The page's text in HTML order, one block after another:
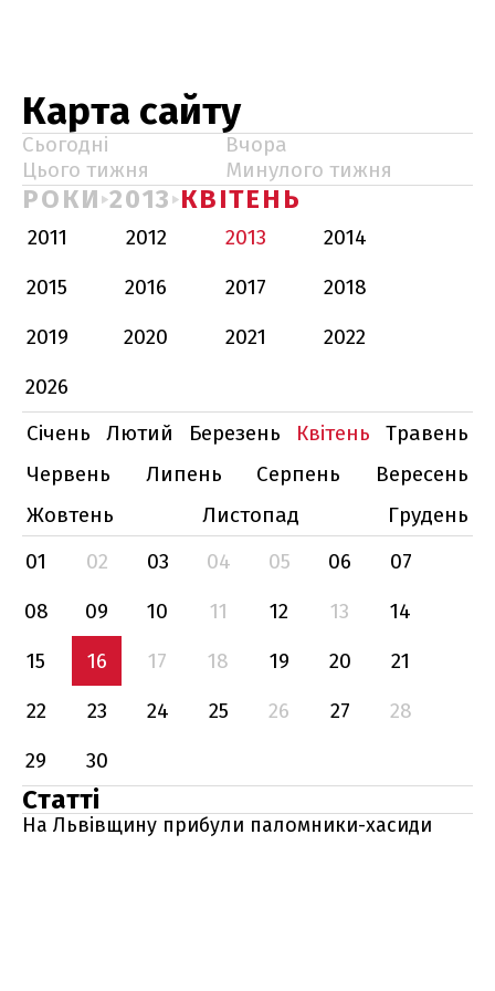
Карта сайту
Сьогодні
Вчора
Цього тижня
Минулого тижня
РОКИ 2013 КВІТЕНЬ
2011 2012 2013
2014
2015
2016 2017
2018
2019
2020 2021
2022
2026
Січень
Лютий Березень Квітень
Травень
Червень
Липень Серпень
Вересень
Жовтень
Листопад
Грудень
01
02 03 04 05 06
07
08
09 10 11 12 13
14
15
16 17 18 19 20
21
22
23 24 25 26 27
28
29
30
Статті
На Львівщину прибули паломники-хасиди